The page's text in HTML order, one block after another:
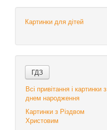
Картинки для дітей
Всі привітання і картинки з
днем народження
Картинки з Різдвом
Христовим